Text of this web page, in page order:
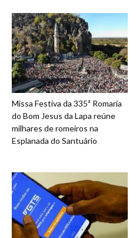
Missa Festiva da 335ª Romaria
do Bom Jesus da Lapa reúne
milhares de romeiros na
Esplanada do Santuário